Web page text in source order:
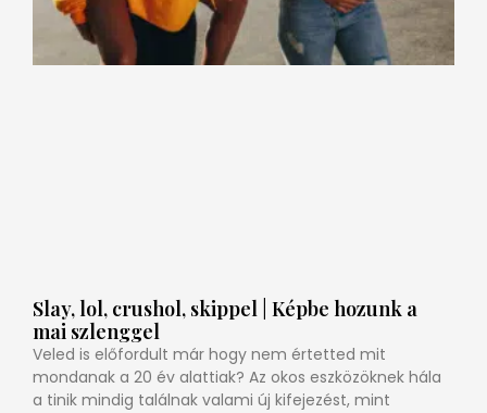
Slay, lol, crushol, skippel | Képbe hozunk a
mai szlenggel
Veled is előfordult már hogy nem értetted mit
mondanak a 20 év alattiak? Az okos eszközöknek hála
a tinik mindig találnak valami új kifejezést, mint